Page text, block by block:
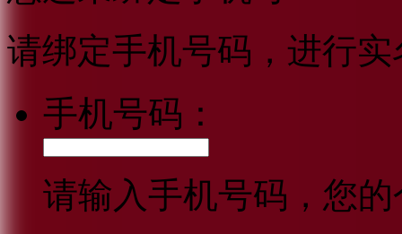
请绑定手机号码，进行
手机号码：
请输入手机号码，您